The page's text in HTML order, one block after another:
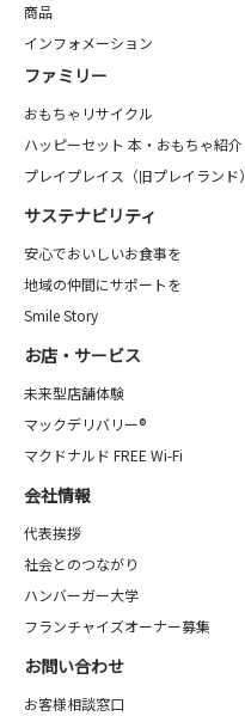
商品
インフォメーション
ファミリー
おもちゃリサイクル
ハッピーセット 本・おもちゃ紹介
プレイプレイス（旧プレイランド）
サステナビリティ
安心でおいしいお食事を
地域の仲間にサポートを
Smile Story
お店・サービス
未来型店舗体験
マックデリバリー®
マクドナルド FREE Wi-Fi
会社情報
代表挨拶
社会とのつながり
ハンバーガー大学
フランチャイズオーナー募集
お問い合わせ
お客様相談窓口